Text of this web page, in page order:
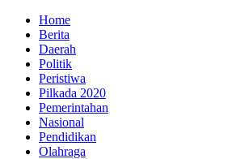
Home
Berita
Daerah
Politik
Peristiwa
Pilkada 2020
Pemerintahan
Nasional
Pendidikan
Olahraga